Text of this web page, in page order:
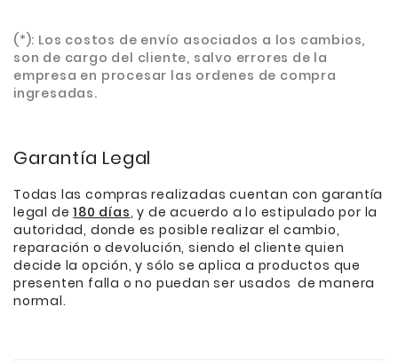
(*): Los costos de envío asociados a los cambios,
son de cargo del cliente, salvo errores de la
empresa en procesar las ordenes de compra
ingresadas.
Garantía Legal
Todas las compras realizadas cuentan con garantía
legal de180 días, y de acuerdo a lo estipulado por la
autoridad, donde es posible realizar el cambio,
reparación o devolución, siendo el cliente quien
decide la opción, y sólo se aplica a productos que
presenten falla o no puedan ser usados de manera
normal.